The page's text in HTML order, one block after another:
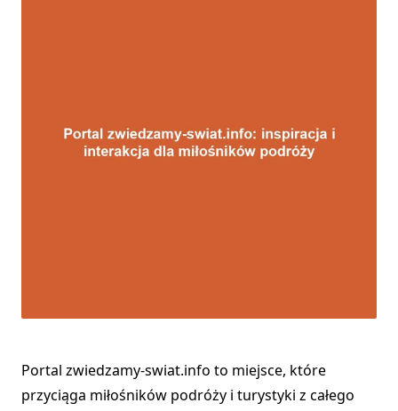
Portal zwiedzamy-swiat.info to miejsce, które
przyciąga miłośników podróży i turystyki z całego